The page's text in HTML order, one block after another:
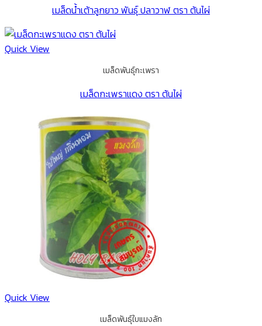
เมล็ดน้ำเต้าลูกยาว พันธุ์ ปลาวาฬ ตรา ต้นไผ่
Quick View
เมล็ดพันธุ์กะเพรา
เมล็ดกะเพราแดง ตรา ต้นไผ่
Quick View
เมล็ดพันธุ์ใบแมงลัก